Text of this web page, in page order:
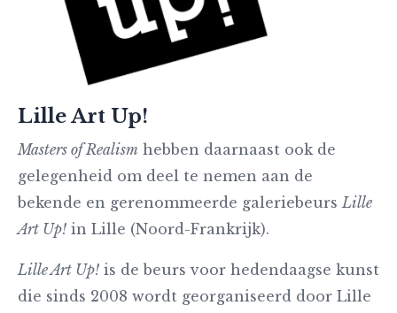
Lille Art Up!
Masters of Realism hebben daarnaast ook de
gelegenheid om deel te nemen aan de
bekende en gerenommeerde galeriebeurs Lille
Art Up! in Lille (Noord-Frankrijk).
Lille Art Up! is de beurs voor hedendaagse kunst
die sinds 2008 wordt georganiseerd door Lille